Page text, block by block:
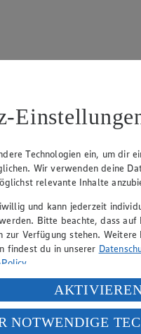
Technologien ein, um dir
Wir verwenden deine
relevante Inhalte
und kann jederzeit
Bitte beachte, dass
zur Verfügung stehen.
findest du in unserer
.
Daten in den
klickst, willigst du im Sinne
USA verarbeitet werden.
NOTWENDIGE